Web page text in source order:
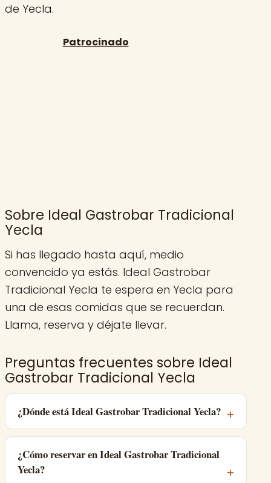
de Yecla.
Sobre Ideal Gastrobar Tradicional
Yecla
Si has llegado hasta aquí, medio
convencido ya estás. Ideal Gastrobar
Tradicional Yecla te espera en Yecla para
una de esas comidas que se recuerdan.
Llama, reserva y déjate llevar.
Preguntas frecuentes sobre Ideal
Gastrobar Tradicional Yecla
¿Dónde está Ideal Gastrobar Tradicional Yecla?
¿Cómo reservar en Ideal Gastrobar Tradicional
Yecla?